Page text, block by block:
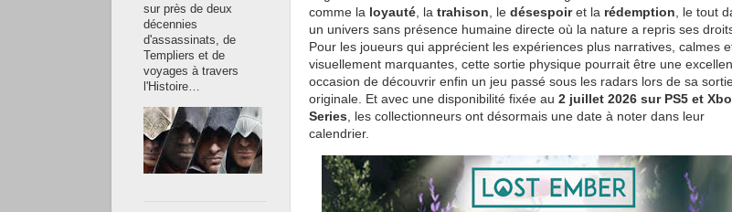
comme la loyauté, la trahison, le désespoiret la rédemption, le tout
un univers sans présence humaine directe où la nature a repris ses
Pour les joueurs qui apprécient les expériences plus narratives, calmes
visuellement marquantes, cette sortie physique pourrait être une
occasion de découvrir enfin un jeu passé sous les radars lors de sa
originale. Et avec une disponibilité fixée au 2 juillet 2026 sur PS5 et
Series, les collectionneurs ont désormais une date à noter dans leur
calendrier.
sur près de deux
décennies
d'assassinats, de
Templiers et de
voyages à travers
l'Histoire…